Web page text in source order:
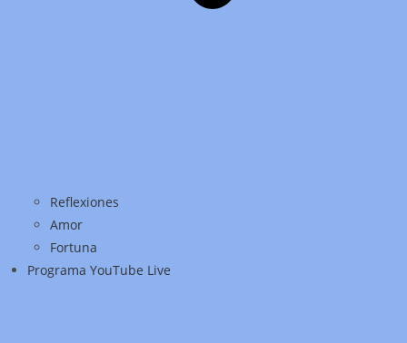
Reflexiones
Amor
Fortuna
Programa YouTube Live